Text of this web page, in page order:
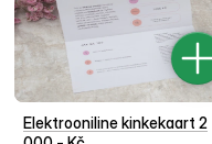
Elektrooniline kinkekaart 2